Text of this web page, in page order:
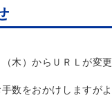
木）からＵＲＬが変更
数をおかけしますがよ